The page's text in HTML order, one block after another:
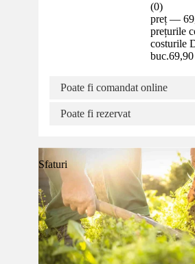
(0)
preț —
prețurile
costurile
buc.
Poate fi comandat online
Poate fi rezervat
Sfaturi